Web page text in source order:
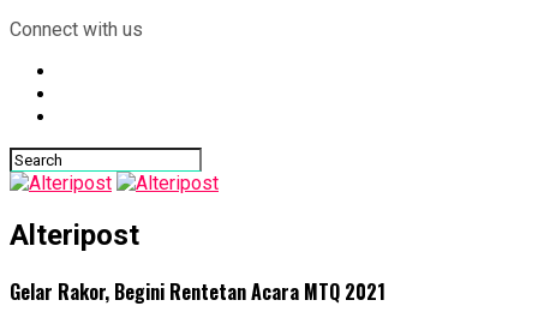
Connect with us
Alteripost
Gelar Rakor, Begini Rentetan Acara MTQ 2021